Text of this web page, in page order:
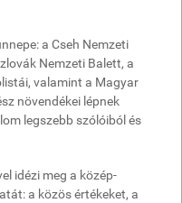
a Cseh Nemzeti
Nemzeti Balett, a
valamint a Magyar
növendékei lépnek
legszebb szólóiból és
idézi meg a közép-
a közös értékeket, a